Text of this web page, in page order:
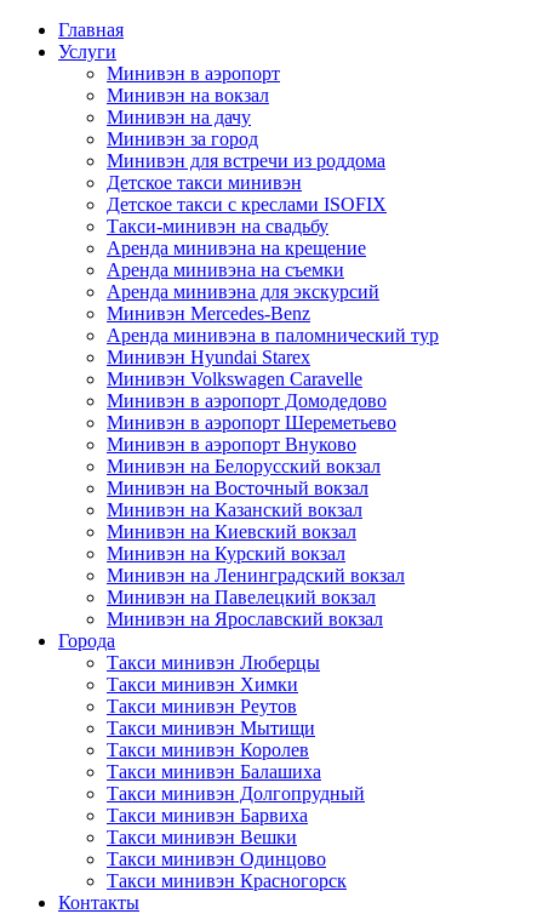
Главная
Услуги
Минивэн в аэропорт
Минивэн на вокзал
Минивэн на дачу
Минивэн за город
Минивэн для встречи из роддома
Детское такси минивэн
Детское такси с креслами ISOFIX
Такси-минивэн на свадьбу
Аренда минивэна на крещение
Аренда минивэна на съемки
Аренда минивэна для экскурсий
Минивэн Mercedes-Benz
Аренда минивэна в паломнический тур
Минивэн Hyundai Starex
Минивэн Volkswagen Caravelle
Минивэн в аэропорт Домодедово
Минивэн в аэропорт Шереметьево
Минивэн в аэропорт Внуково
Минивэн на Белорусский вокзал
Минивэн на Восточный вокзал
Минивэн на Казанский вокзал
Минивэн на Киевский вокзал
Минивэн на Курский вокзал
Минивэн на Ленинградский вокзал
Минивэн на Павелецкий вокзал
Минивэн на Ярославский вокзал
Города
Такси минивэн Люберцы
Такси минивэн Химки
Такси минивэн Реутов
Такси минивэн Мытищи
Такси минивэн Королев
Такси минивэн Балашиха
Такси минивэн Долгопрудный
Такси минивэн Барвиха
Такси минивэн Вешки
Такси минивэн Одинцово
Такси минивэн Красногорск
Контакты